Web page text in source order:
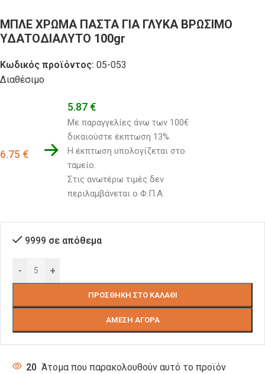
ΜΠΛΕ ΧΡΩΜΑ ΠΑΣΤΑ ΓΙΑ ΓΛΥΚΑ ΒΡΩΣΙΜΟ
ΥΔΑΤΟΔΙΑΛΥΤΟ 100gr
Κωδικός προϊόντος: 05-053
Διαθέσιμο
6.75 €
5.87 €
Με παραγγελίες άνω των 100€
δικαιούστε έκπτωση 13%.
Η έκπτωση υπολογίζεται στο
ταμείο.
Στις ανωτέρω τιμές δεν
περιλαμβάνεται ο Φ.Π.Α.
9999 σε απόθεμα
- +
ΠΡΟΣΘΉΚΗ ΣΤΟ ΚΑΛΆΘΙ
ΆΜΕΣΗ ΑΓΟΡΆ
20 Άτομα που παρακολουθούν αυτό το προϊόν